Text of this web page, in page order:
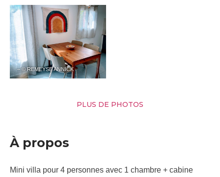
– © REMEYSE ANNICK
PLUS DE PHOTOS
À propos
Mini villa pour 4 personnes avec 1 chambre + cabine